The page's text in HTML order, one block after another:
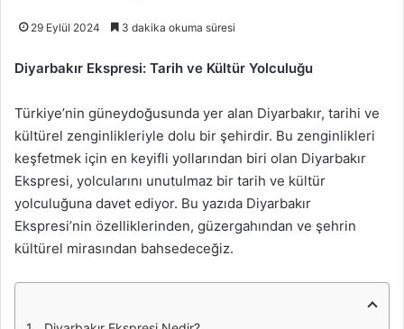
29 Eylül 2024 3 dakika okuma süresi
Diyarbakır Ekspresi: Tarih ve Kültür Yolculuğu
Türkiye’nin güneydoğusunda yer alan Diyarbakır, tarihi ve
kültürel zenginlikleriyle dolu bir şehirdir. Bu zenginlikleri
keşfetmek için en keyifli yollarından biri olan Diyarbakır
Ekspresi, yolcularını unutulmaz bir tarih ve kültür
yolculuğuna davet ediyor. Bu yazıda Diyarbakır
Ekspresi’nin özelliklerinden, güzergahından ve şehrin
kültürel mirasından bahsedeceğiz.